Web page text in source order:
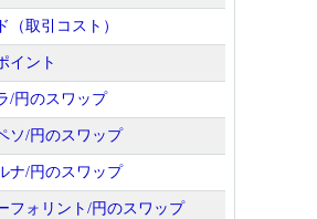
（取引コスト）
イント
/円のスワップ
ソ/円のスワップ
ナ/円のスワップ
フォリント/円のスワップ